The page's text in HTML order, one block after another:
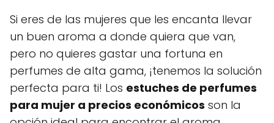
Si eres de las mujeres que les encanta llevar
un buen aroma a donde quiera que van,
pero no quieres gastar una fortuna en
perfumes de alta gama, ¡tenemos la solución
perfecta para ti! Los estuches de perfumes
para mujer a precios económicos son la